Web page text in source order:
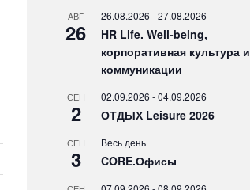
АВГ
26
26.08.2026 -27.08.2026
HR Life. Well-being,
корпоративная культура и
коммуникации
СЕН
2
02.09.2026 -04.09.2026
ОТДЫХ Leisure 2026
СЕН
3
Весь день
CORE.Офисы